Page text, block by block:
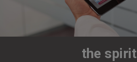
the spirit